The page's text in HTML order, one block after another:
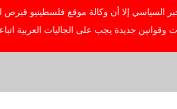
إلا أن وكالة موقع فلسطينيو قبرص
وقوانين جديدة يجب على الجاليات العربية